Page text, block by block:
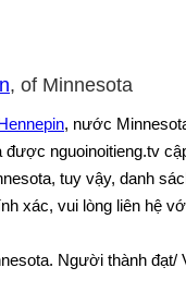
, of Minnesota
, nước
được nguoinoitieng.tv
tuy vậy, danh
xác, vui lòng liên hệ
Người thành đạt/